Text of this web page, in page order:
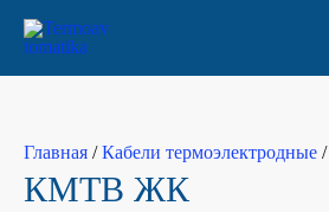
Перейти
содержимому
Главная /Кабели термоэлектродные /
КМТВ ЖК